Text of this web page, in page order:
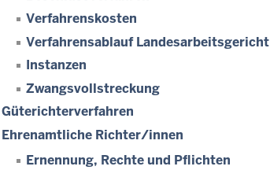
Verfahrenskosten
Verfahrensablauf Landesarbeitsgericht
Instanzen
Zwangsvollstreckung
Güterichterverfahren
Ehrenamtliche Richter/innen
Ernennung, Rechte und Pflichten